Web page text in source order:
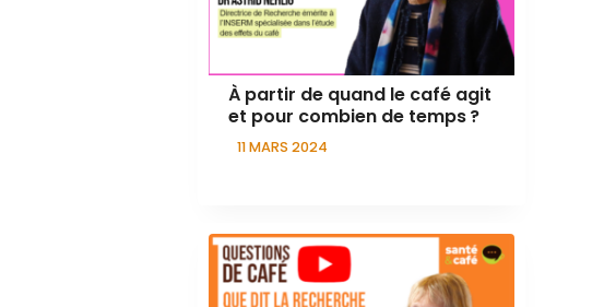
À partir de quand le café agit
et pour combien de temps ?
11 MARS 2024